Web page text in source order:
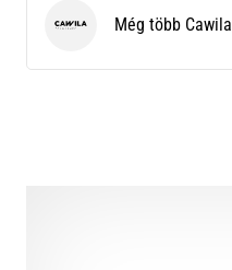
Cawila Még több Cawila